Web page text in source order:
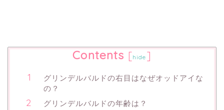
Contents [hide ]
グリンデルバルドの右目はなぜオッドアイな
の？
グリンデルバルドの年齢は？